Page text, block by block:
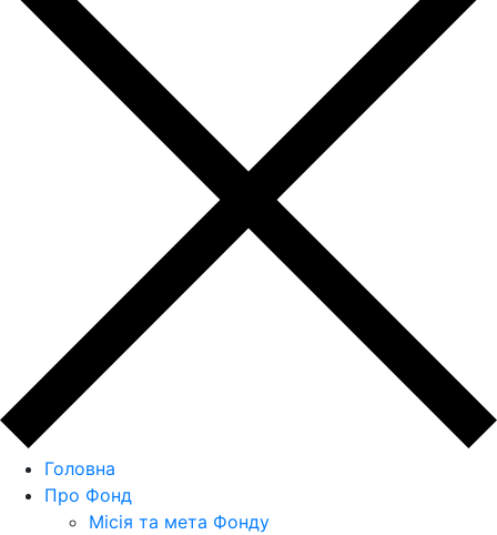
Головна
Про Фонд
Місія та мета Фонду